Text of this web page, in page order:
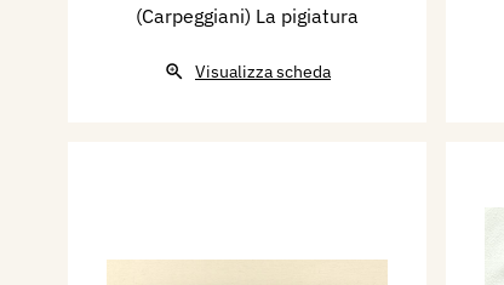
(Carpeggiani) La pigiatura
Visualizza scheda